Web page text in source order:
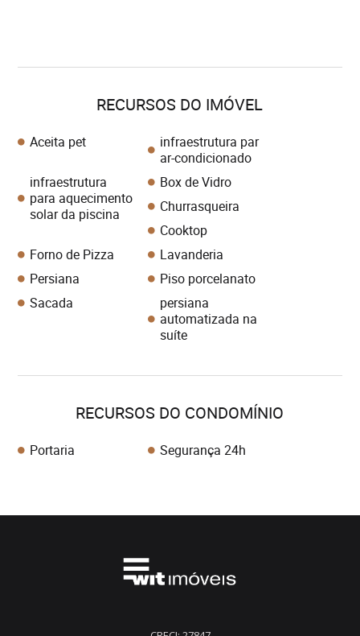
RECURSOS DO IMÓVEL
Aceita pet
infraestrutura par
ar-condicionado
infraestrutura
para aquecimento
solar da piscina
Box de Vidro
Churrasqueira
Cooktop
Forno de Pizza
Lavanderia
Persiana
Piso porcelanato
Sacada
persiana
automatizada na
suíte
RECURSOS DO CONDOMÍNIO
Portaria Segurança 24h